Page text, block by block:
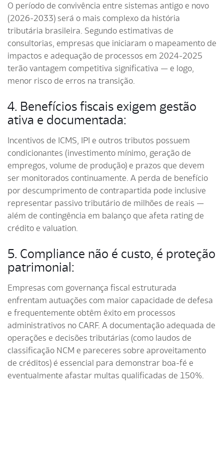
O período de convivência entre sistemas antigo e novo
(2026-2033) será o mais complexo da história
tributária brasileira. Segundo estimativas de
consultorias, empresas que iniciaram o mapeamento de
impactos e adequação de processos em 2024-2025
terão vantagem competitiva significativa — e logo,
menor risco de erros na transição.
4. Benefícios fiscais exigem gestão
ativa e documentada:
Incentivos de ICMS, IPI e outros tributos possuem
condicionantes (investimento mínimo, geração de
empregos, volume de produção) e prazos que devem
ser monitorados continuamente. A perda de benefício
por descumprimento de contrapartida pode inclusive
representar passivo tributário de milhões de reais —
além de contingência em balanço que afeta rating de
crédito e valuation.
5. Compliance não é custo, é proteção
patrimonial:
Empresas com governança fiscal estruturada
enfrentam autuações com maior capacidade de defesa
e frequentemente obtêm êxito em processos
administrativos no CARF. A documentação adequada de
operações e decisões tributárias (como laudos de
classificação NCM e pareceres sobre aproveitamento
de créditos) é essencial para demonstrar boa-fé e
eventualmente afastar multas qualificadas de 150%.